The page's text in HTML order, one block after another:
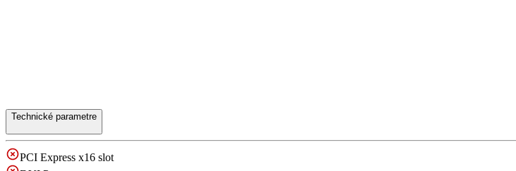
Technické parametre
PCI Express x16 slot